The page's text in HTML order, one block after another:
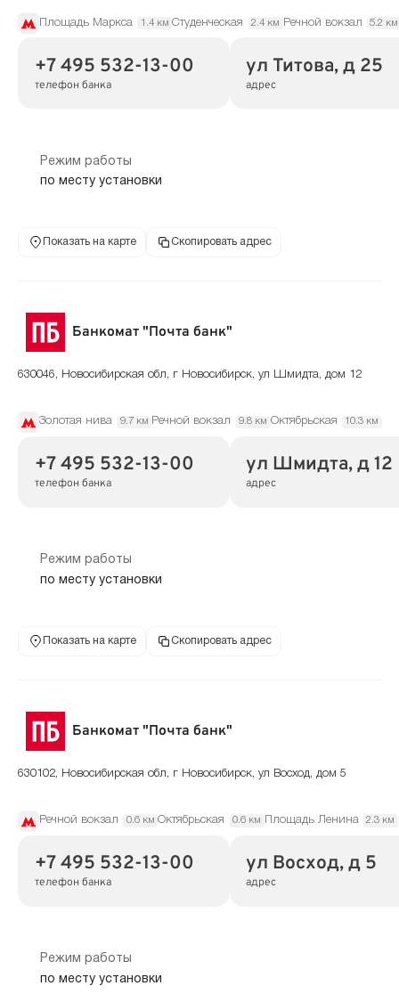
Площадь Маркса 1.4 км Студенческая 2.4 км Речной вокзал 5.2 км
+7 495 532-13-00
телефон банка
ул Титова, д 25
адрес
Режим работы
по месту установки
Показать на карте Скопировать адрес
Банкомат "Почта банк"
630046, Новосибирская обл, г Новосибирск, ул Шмидта, дом 12
Золотая нива 9.7 км Речной вокзал 9.8 км Октябрьская 10.3 км
+7 495 532-13-00
телефон банка
ул Шмидта, д 12
адрес
Режим работы
по месту установки
Показать на карте Скопировать адрес
Банкомат "Почта банк"
630102, Новосибирская обл, г Новосибирск, ул Восход, дом 5
Речной вокзал 0.6 км Октябрьская 0.6 км Площадь Ленина 2.3 км
+7 495 532-13-00
телефон банка
ул Восход, д 5
адрес
Режим работы
по месту установки